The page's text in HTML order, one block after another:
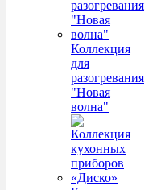
Коллекция
для
разогревания
"Новая
волна"